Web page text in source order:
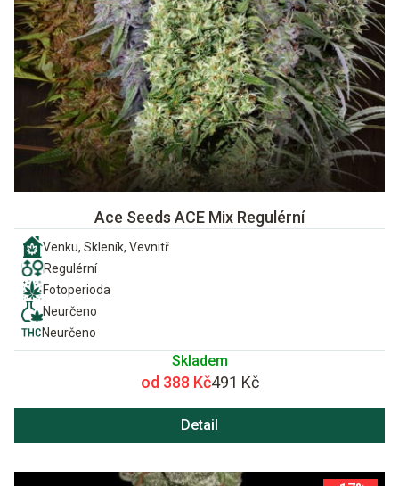
Ace Seeds ACE Mix Regulérní
Venku, Skleník, Vevnitř
Regulérní
Fotoperioda
Neurčeno
Neurčeno
Skladem
od 388 Kč491 Kč
Detail